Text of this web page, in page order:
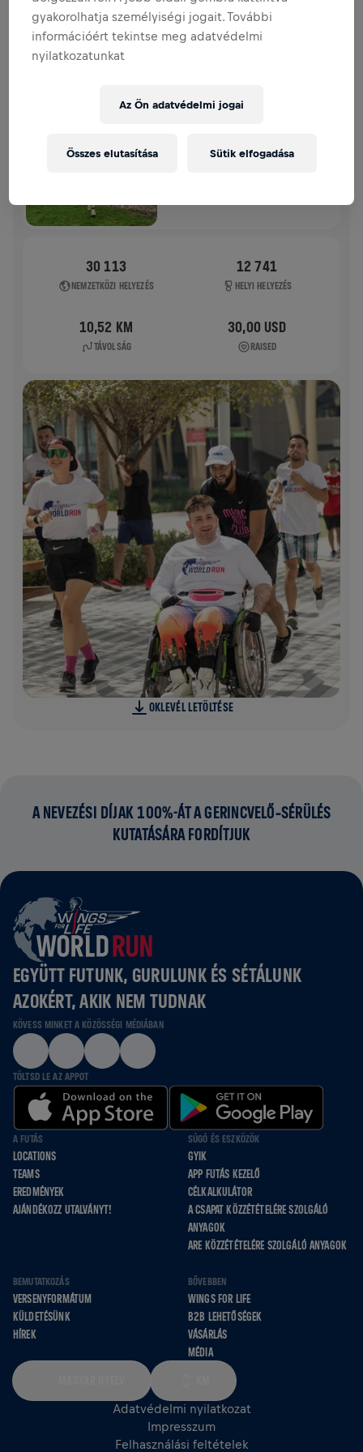
TÖRTÉNETÜNK
2024. máj. 05.
30 113
NEMZETKÖZI HELYEZÉS
12 741
HELYI HELYEZÉS
10,52 KM
TÁVOLSÁG
30,00 USD
RAISED
OKLEVÉL LETÖLTÉSE
A NEVEZÉSI DÍJAK 100%-ÁT A GERINCVELŐ‑SÉRÜLÉS
KUTATÁSÁRA FORDÍTJUK
EGYÜTT FUTUNK, GURULUNK ÉS SÉTÁLUNK
AZOKÉRT, AKIK NEM TUDNAK
KÖVESS MINKET A KÖZÖSSÉGI MÉDIÁBAN
TÖLTSD LE AZ APPOT
A FUTÁS
LOCATIONS
TEAMS
EREDMÉNYEK
AJÁNDÉKOZZ UTALVÁNYT!
SÚGÓ ÉS ESZKÖZÖK
GYIK
APP FUTÁS KEZELŐ
CÉLKALKULÁTOR
A CSAPAT KÖZZÉTÉTELÉRE SZOLGÁLÓ
ANYAGOK
ARE KÖZZÉTÉTELÉRE SZOLGÁLÓ ANYAGOK
BEMUTATKOZÁS
VERSENYFORMÁTUM
KÜLDETÉSÜNK
HÍREK
BŐVEBBEN
WINGS FOR LIFE
B2B LEHETŐSÉGEK
VÁSÁRLÁS
MÉDIA
Adatvédelmi nyilatkozat
Impresszum
Felhasználási feltételek
gyakorolhatja személyiségi jogait. További
információért tekintse meg adatvédelmi
nyilatkozatunkat
Az Ön adatvédelmi jogai
Összes elutasítása Sütik elfogadása